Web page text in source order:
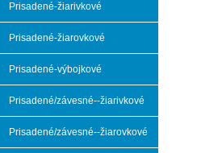
Prisadené-žiarivkové
Prisadené-žiarovkové
Prisadené-výbojkové
Prisadené/závesné--žiarivkové
Prisadené/závesné--žiarovkové